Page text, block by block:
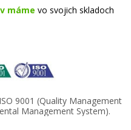
máme vo svojich skladoch
9001 (Quality Management
Management System).